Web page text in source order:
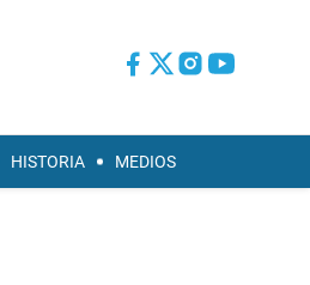
HISTORIA MEDIOS